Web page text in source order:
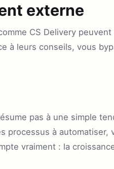
externe
CS Delivery
à leurs conseils, vous
pas à une simple
à automatiser,
vraiment : la